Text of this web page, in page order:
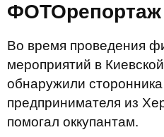
ФОТОрепортаж
Во время проведения
мероприятий в
обнаружили
предпринимателя из
помогал оккупантам.